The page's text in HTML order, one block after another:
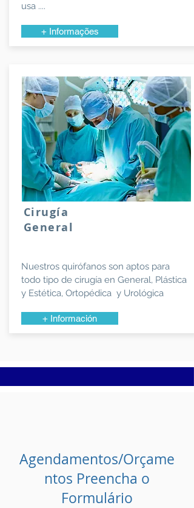
usa ....
+ Informações
Cirugía
General
Nuestros quirófanos son aptos para
todo tipo de cirugía en General, Plástica
y Estética, Ortopédica y Urológica
+ Información
Agendamentos/Orçame
ntos Preencha o
Formulário